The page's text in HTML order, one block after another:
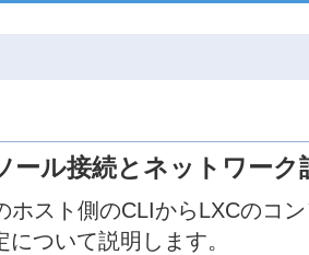
ール接続とネットワーク
ホスト側のCLIからLXCのコ
ついて説明します。